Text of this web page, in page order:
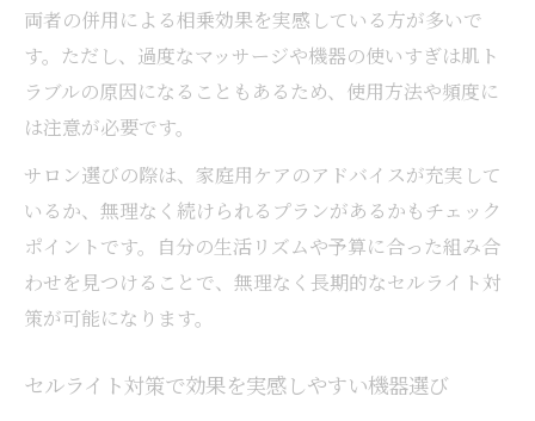
両者の併用による相乗効果を実感している方が多いで
す。ただし、過度なマッサージや機器の使いすぎは肌ト
ラブルの原因になることもあるため、使用方法や頻度に
は注意が必要です。
サロン選びの際は、家庭用ケアのアドバイスが充実して
いるか、無理なく続けられるプランがあるかもチェック
ポイントです。自分の生活リズムや予算に合った組み合
わせを見つけることで、無理なく長期的なセルライト対
策が可能になります。
セルライト対策で効果を実感しやすい機器選び